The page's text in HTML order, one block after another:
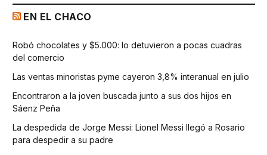
EN EL CHACO
Robó chocolates y $5.000: lo detuvieron a pocas cuadras
del comercio
Las ventas minoristas pyme cayeron 3,8% interanual en julio
Encontraron a la joven buscada junto a sus dos hijos en
Sáenz Peña
La despedida de Jorge Messi: Lionel Messi llegó a Rosario
para despedir a su padre